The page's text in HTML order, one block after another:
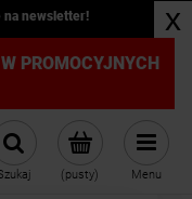
na newsletter! x
PROMOCYJNYCH
(pusty) Menu